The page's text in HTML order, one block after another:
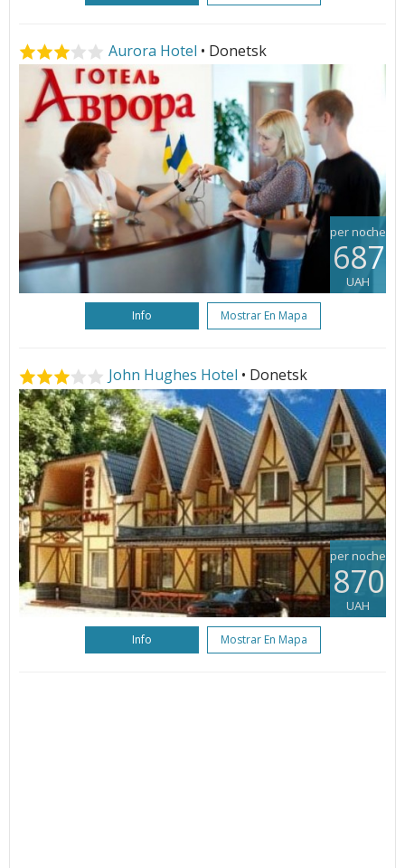
Aurora Hotel • Donetsk
per noche
687
UAH
Info Mostrar En Mapa
John Hughes Hotel • Donetsk
per noche
870
UAH
Info Mostrar En Mapa